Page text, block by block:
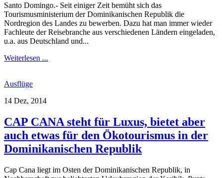
Santo Domingo.- Seit einiger Zeit bemüht sich das
Tourismusministerium der Dominikanischen Republik die
Nordregion des Landes zu bewerben. Dazu hat man immer wieder
Fachleute der Reisebranche aus verschiedenen Ländern eingeladen,
u.a. aus Deutschland und...
Weiterlesen ...
Ausflüge
14 Dez, 2014
CAP CANA steht für Luxus, bietet aber
auch etwas für den Ökotourismus in der
Dominikanischen Republik
Cap Cana liegt im Osten der Dominikanischen Republik, in